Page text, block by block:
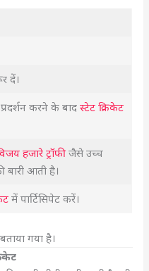
दें।
करने के बाद स्टेट क्रिकेट
हजारे ट्रॉफीजैसे उच्च
बारी आती है।
में पार्टिसिपेट करें।
गया है।